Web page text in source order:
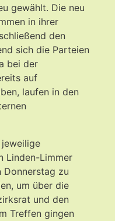
gewählt. Die neu
in ihrer
den
sich die Parteien
bei der
auf
laufen in den
Linden-Limmer
Donnerstag zu
um über die
und den
Treffen gingen